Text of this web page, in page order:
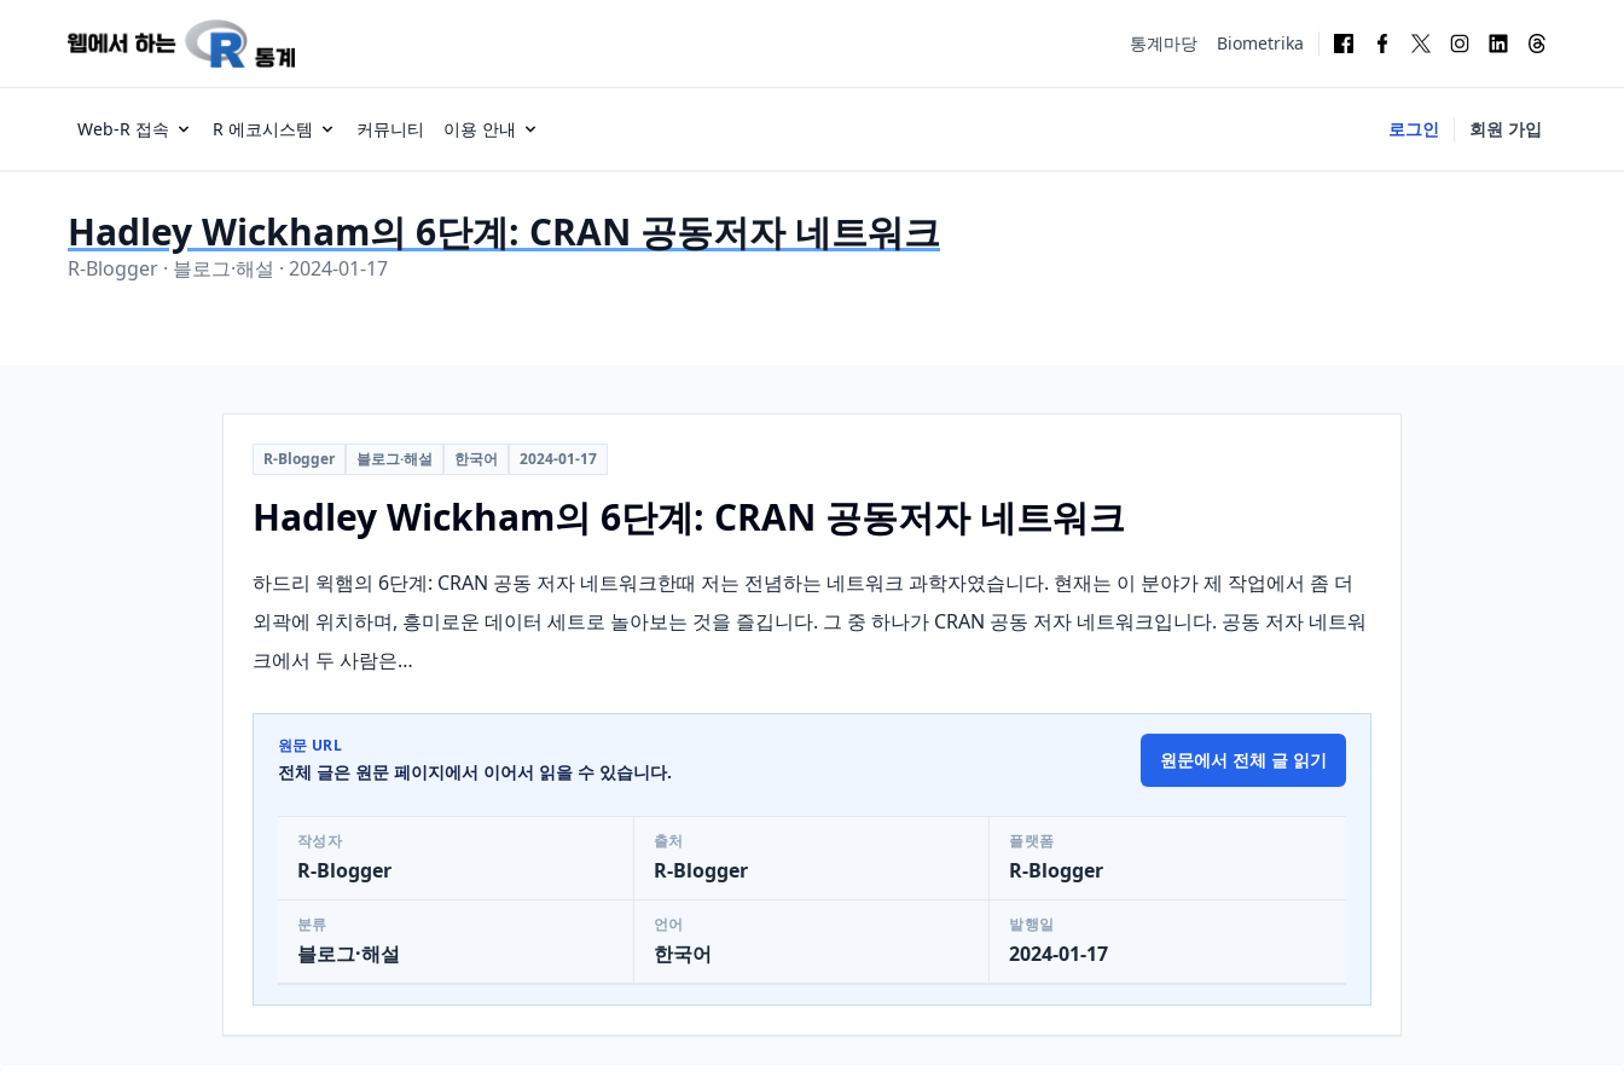
통계마당 Biometrika
Web-R 접속 R 에코시스템 커뮤니티 이용 안내 로그인 회원 가입
Hadley Wickham의 6단계: CRAN 공동저자 네트워크
R-Blogger · 블로그·해설 · 2024-01-17
R-Blogger 블로그·해설 한국어 2024-01-17
Hadley Wickham의 6단계: CRAN 공동저자 네트워크
하드리 윅햄의 6단계: CRAN 공동 저자 네트워크한때 저는 전념하는 네트워크 과학자였습니다. 현재는 이 분야가 제 작업에서 좀 더
외곽에 위치하며, 흥미로운 데이터 세트로 놀아보는 것을 즐깁니다. 그 중 하나가 CRAN 공동 저자 네트워크입니다. 공동 저자 네트워
크에서 두 사람은…
원문 URL
전체 글은 원문 페이지에서 이어서 읽을 수 있습니다.
원문에서 전체 글 읽기
작성자
R-Blogger
출처
R-Blogger
플랫폼
R-Blogger
분류
블로그·해설
언어
한국어
발행일
2024-01-17